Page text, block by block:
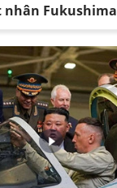
Fukushima